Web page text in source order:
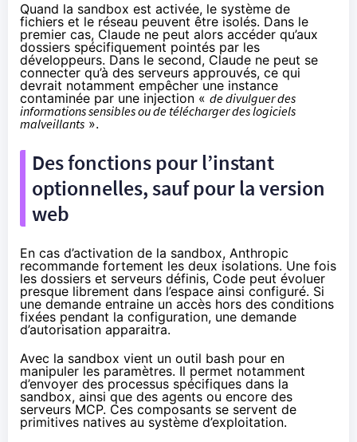
Quand la sandbox est activée, le système de
fichiers et le réseau peuvent être isolés. Dans le
premier cas, Claude ne peut alors accéder qu’aux
dossiers spécifiquement pointés par les
développeurs. Dans le second, Claude ne peut se
connecter qu’à des serveurs approuvés, ce qui
devrait notamment empêcher une instance
contaminée par une injection « de divulguer des
informations sensibles ou de télécharger des logiciels
malveillants ».
Des fonctions pour l’instant
optionnelles, sauf pour la version
web
En cas d’activation de la sandbox, Anthropic
recommande fortement les deux isolations. Une fois
les dossiers et serveurs définis, Code peut évoluer
presque librement dans l’espace ainsi configuré. Si
une demande entraine un accès hors des conditions
fixées pendant la configuration, une demande
d’autorisation apparaitra.
Avec la sandbox vient un outil bash pour en
manipuler les paramètres. Il permet notamment
d’envoyer des processus spécifiques dans la
sandbox, ainsi que des agents ou encore des
serveurs MCP. Ces composants se servent de
primitives natives au système d’exploitation.